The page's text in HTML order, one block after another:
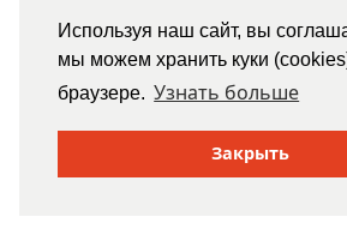
Используя наш сайт, вы
мы можем хранить куки
браузере. Узнать больше
Закрыть